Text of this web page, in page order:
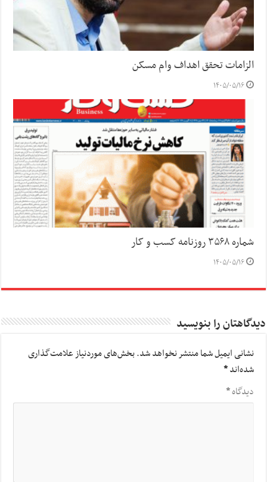
الزامات تحقق اهداف وام مسکن
۱۴۰۵/۰۵/۱۶
شماره ۳۵۶۸ روزنامه کسب و کار
۱۴۰۵/۰۵/۱۶
دیدگاهتان را بنویسید
نشانی ایمیل شما منتشر نخواهد شد.بخش‌های موردنیاز علامت‌گذاری
شده‌اند*
دیدگاه*